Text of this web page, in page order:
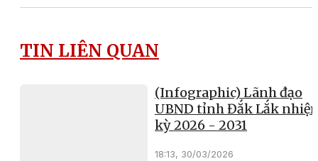
TIN LIÊN QUAN
(Infographic) Lãnh đạo
UBND tỉnh Đắk Lắk
kỳ 2026 - 2031
18:13, 30/03/2026